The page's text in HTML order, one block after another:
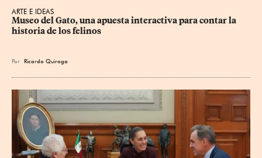
ARTE E IDEAS
Museo del Gato, una apuesta interactiva para contar la
historia de los felinos
Por Ricardo Quiroga